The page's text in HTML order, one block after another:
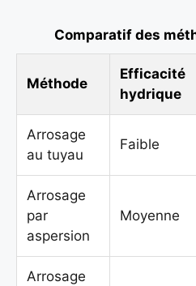
Comparatif des
Méthode
Efficacité
hydrique
Arrosage
au tuyau
Faible
Arrosage
par
aspersion
Moyenne
Arrosage